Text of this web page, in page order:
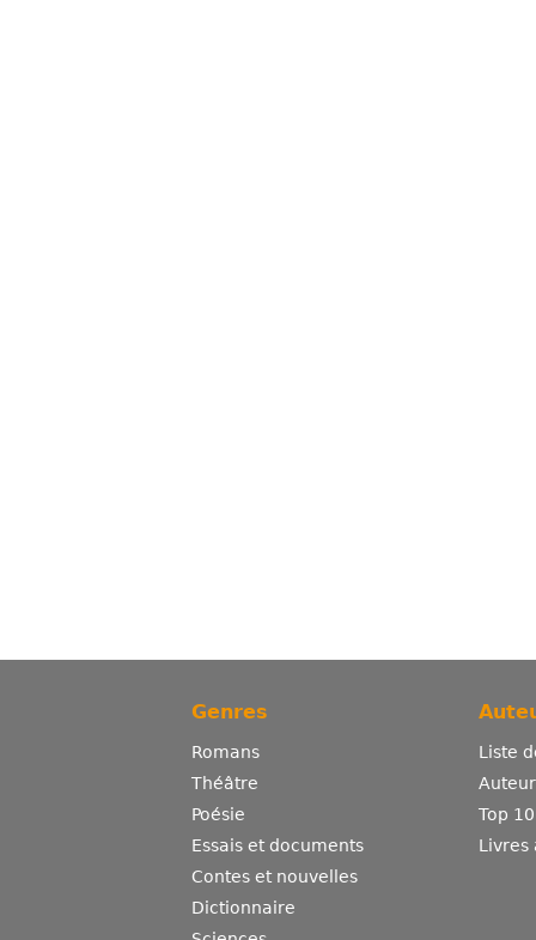
Genres
Romans
Théâtre
Poésie
Essais et documents
Contes et nouvelles
Dictionnaire
Liste
Top
Livres